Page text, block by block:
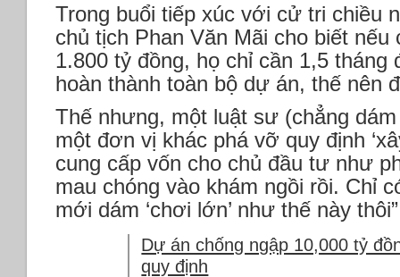
Trong buổi tiếp xúc với cử tri chiều
chủ tịch Phan Văn Mãi cho biết
1.800 tỷ đồng, họ chỉ cần 1,5 tháng
hoàn thành toàn bộ dự án, thế nên
Thế nhưng, một luật sư (chẳng
một đơn vị khác phá vỡ quy định
cung cấp vốn cho chủ đầu tư như
mau chóng vào khám ngồi rồi. Chỉ
mới dám ‘chơi lớn’ như thế này
Dự án chống ngập 10,000 tỷ
quy định